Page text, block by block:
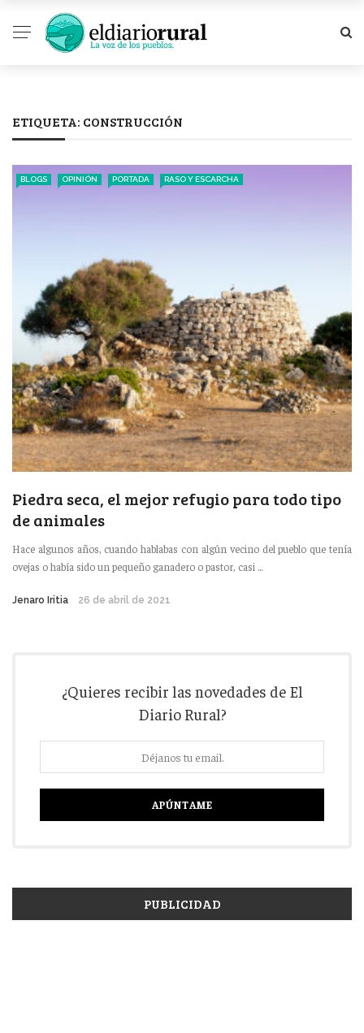
ETIQUETA: CONSTRUCCIÓN
BLOGS OPINIÓN PORTADA RASO Y ESCARCHA
Piedra seca, el mejor refugio para todo tipo
de animales
Hace algunos años, cuando hablabas con algún vecino del pueblo que tenía
ovejas o había sido un pequeño ganadero o pastor, casi ...
Jenaro Iritia 26 de abril de 2021
¿Quieres recibir las novedades de El
Diario Rural?
PUBLICIDAD